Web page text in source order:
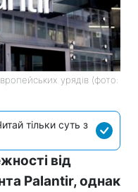
урядів (фото:
тільки суть з
від
Palantir, однак